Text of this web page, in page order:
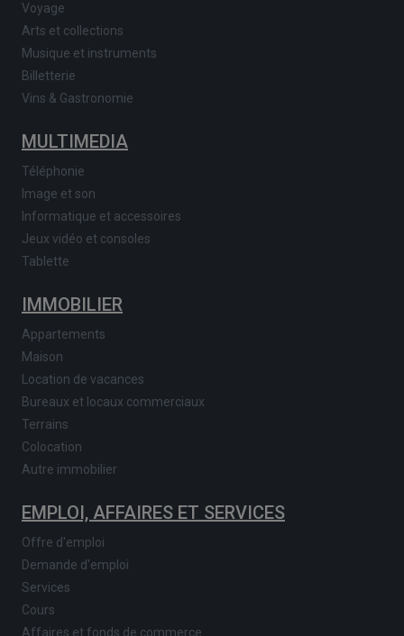
Voyage
Arts et collections
Musique et instruments
Billetterie
Vins & Gastronomie
MULTIMEDIA
Téléphonie
Image et son
Informatique et accessoires
Jeux vidéo et consoles
Tablette
IMMOBILIER
Appartements
Maison
Location de vacances
Bureaux et locaux commerciaux
Terrains
Colocation
Autre immobilier
EMPLOI, AFFAIRES ET SERVICES
Offre d'emploi
Demande d'emploi
Services
Cours
Affaires et fonds de commerce